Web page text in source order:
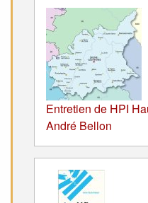
Entretien de HPI
André Bellon